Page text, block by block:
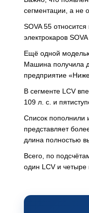
сегментации, а не
SOVA 55
электрокаров
Ещё одной
Машина получила
предприятие
В сегменте LCV
109 л. с. и
Список пополнили
представляет
длина полностью
Всего, по
один LCV и